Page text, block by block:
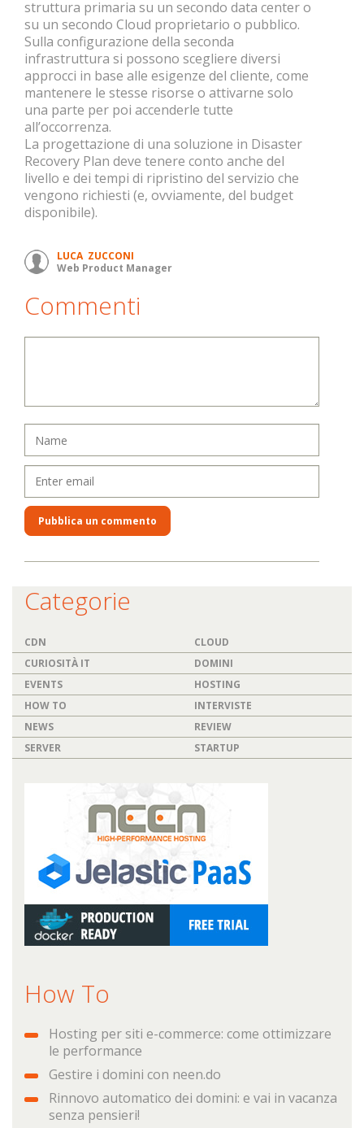
struttura primaria su un secondo data center o
su un secondo Cloud proprietario o pubblico.
Sulla configurazione della seconda
infrastruttura si possono scegliere diversi
approcci in base alle esigenze del cliente, come
mantenere le stesse risorse o attivarne solo
una parte per poi accenderle tutte
all’occorrenza.
La progettazione di una soluzione in Disaster
Recovery Plan deve tenere conto anche del
livello e dei tempi di ripristino del servizio che
vengono richiesti (e, ovviamente, del budget
disponibile).
LUCA ZUCCONI
Web Product Manager
Commenti
Categorie
CDN
CLOUD
CURIOSITÀ IT
DOMINI
EVENTS
HOSTING
HOW TO
INTERVISTE
NEWS
REVIEW
SERVER
STARTUP
How To
Hosting per siti e-commerce: come ottimizzare
le performance
Gestire i domini con neen.do
Rinnovo automatico dei domini: e vai in vacanza
senza pensieri!